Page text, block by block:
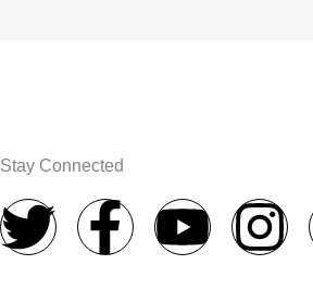
Stay Connected
T
F
Y
I